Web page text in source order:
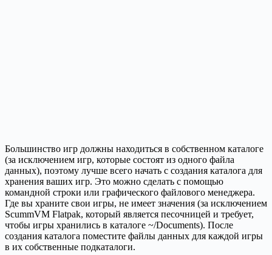
Большинство игр должны находиться в собственном каталоге
(за исключением игр, которые состоят из одного файла
данных), поэтому лучше всего начать с создания каталога для
хранения ваших игр. Это можно сделать с помощью
командной строки или графического файлового менеджера.
Где вы храните свои игры, не имеет значения (за исключением
ScummVM Flatpak, который является песочницей и требует,
чтобы игры хранились в каталоге ~/Documents). После
создания каталога поместите файлы данных для каждой игры
в их собственные подкаталоги.